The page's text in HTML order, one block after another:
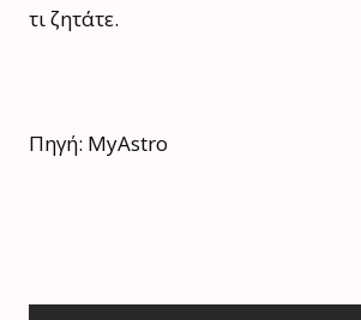
τι ζητάτε.
Πηγή: MyAstro